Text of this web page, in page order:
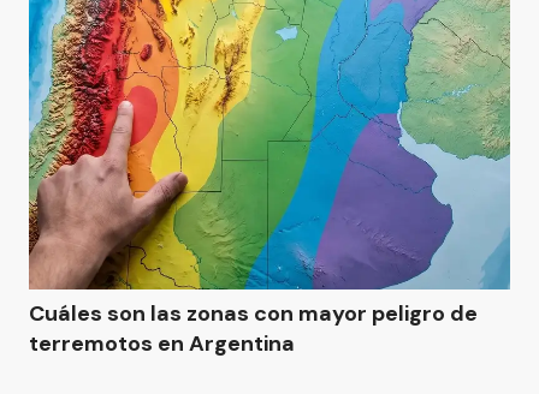
Cuáles son las zonas con mayor peligro de
terremotos en Argentina